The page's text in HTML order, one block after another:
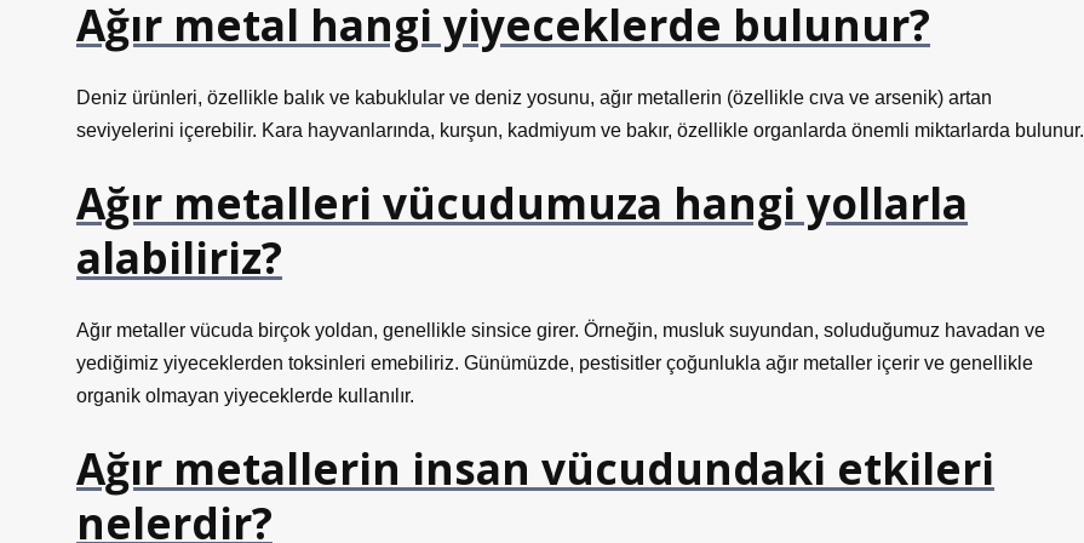
Ağır metal hangi yiyeceklerde bulunur?
Deniz ürünleri, özellikle balık ve kabuklular ve deniz yosunu, ağır metallerin (özellikle cıva ve arsenik) artan
seviyelerini içerebilir. Kara hayvanlarında, kurşun, kadmiyum ve bakır, özellikle organlarda önemli miktarlarda bulunur.
Ağır metalleri vücudumuza hangi yollarla
alabiliriz?
Ağır metaller vücuda birçok yoldan, genellikle sinsice girer. Örneğin, musluk suyundan, soluduğumuz havadan ve
yediğimiz yiyeceklerden toksinleri emebiliriz. Günümüzde, pestisitler çoğunlukla ağır metaller içerir ve genellikle
organik olmayan yiyeceklerde kullanılır.
Ağır metallerin insan vücudundaki etkileri
nelerdir?